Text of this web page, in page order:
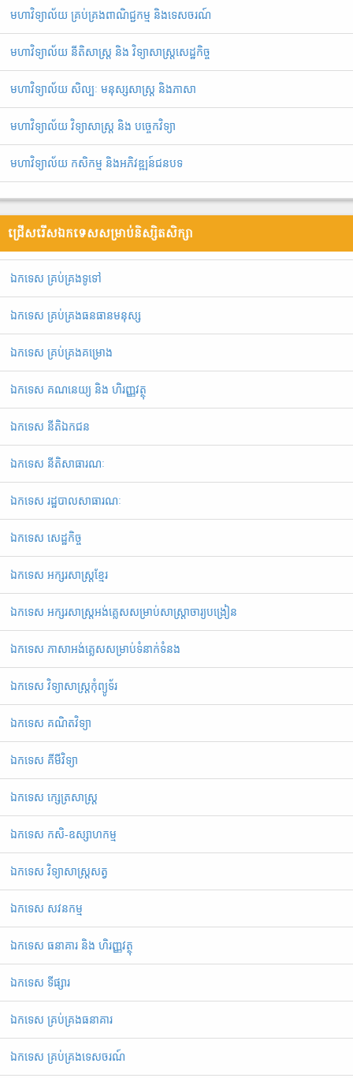
មហាវិទ្យាល័យ គ្រប់គ្រងពាណិជ្ជកម្ម និងទេសចរណ៍
មហាវិទ្យាល័យ នីតិសាស្រ្ត និង វិទ្យាសាស្រ្តសេដ្ឋកិច្ច
មហាវិទ្យាល័យ សិល្បៈ មនុស្សសាស្ត្រ និងភាសា
មហាវិទ្យាល័យ វិទ្យាសាស្រ្ត និង បច្ចេកវិទ្យា
មហាវិទ្យាល័យ កសិកម្ម និងអភិវឌ្ឍន៍ជនបទ
ជ្រើសរើសឯកទេសសម្រាប់និស្សិតសិក្សា
ឯ​ក​ទេស​ ​គ្រប់គ្រង​ទូទៅ
ឯកទេស គ្រប់គ្រងធនធានមនុស្ស
ឯកទេស គ្រប់គ្រងគម្រោង
ឯកទេស គណនេយ្យ និង ហិរញ្ញវត្ថុ
ឯកទេស នីតិឯកជន
ឯកទេស នីតិសាធារណៈ
ឯកទេស រដ្ឋបាលសាធារណៈ
ឯកទេស សេដ្ឋកិច្ច
ឯកទេស អក្សរសាស្ត្រខ្មែរ
ឯ​ក​ទេស​ ​អក្សរសាស្ត្រអង់គ្លេសសម្រាប់សាស្ត្រាចារ្យបង្រៀន
ឯកទេស ភាសាអង់គ្លេសសម្រាប់ទំនាក់ទំនង
ឯកទេស វិទ្យាសាស្រ្តកុំព្យូទ័រ
ឯកទេស គណិតវិទ្យា
ឯកទេស គីមីវិទ្យា
ឯកទេស ក្សេត្រសាស្ត្រ
ឯកទេស កសិ-ឧស្សាហកម្ម
ឯកទេស វិទ្យាសាស្ត្រសត្វ
ឯកទេស សវនកម្ម
ឯកទេស ធនាគារ និង ហិរញ្ញវត្ថុ
ឯកទេស ទីផ្សារ
ឯកទេស គ្រប់គ្រងធនាគារ
ឯកទេស គ្រប់គ្រងទេសចរណ៍